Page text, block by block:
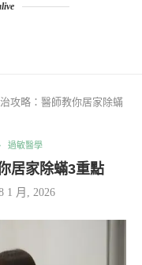
攻略：醫師教你居家除蟎
過敏醫學
居家除蟎3重點
1 月, 2026